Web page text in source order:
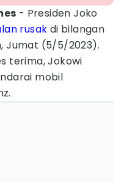
- Presiden Joko
rusak di bilangan
Jumat (5/5/2023).
terima, Jokowi
mobil